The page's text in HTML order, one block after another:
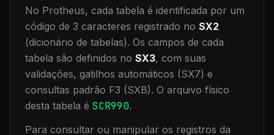
No Protheus, cada tabela é identificada por um
código de 3 caracteres registrado no SX2
(dicionário de tabelas). Os campos de cada
tabela são definidos no SX3, com suas
validações, gatilhos automáticos (SX7) e
consultas padrão F3 (SXB). O arquivo físico
desta tabela é SCR990.
Para consultar ou manipular os registros da